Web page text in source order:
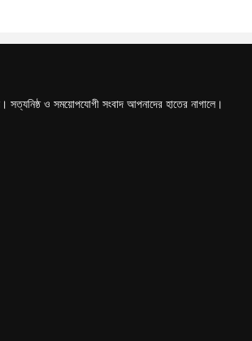
সত্যনিষ্ঠ ও সময়োপযোগী সংবাদ আপনাদের হাতের নাগালে।